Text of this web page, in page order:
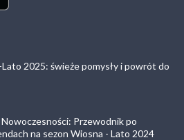
2025: świeże pomysły i powrót do
Przewodnik po
na sezon Wiosna - Lato 2024